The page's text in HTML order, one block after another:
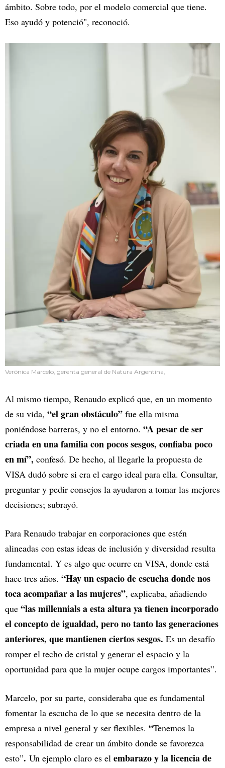
ámbito. Sobre todo, por el modelo comercial que tiene.
Eso ayudó y potenció", reconoció.
Verónica Marcelo, gerenta general de Natura Argentina,
Al mismo tiempo, Renaudo explicó que, en un momento
de su vida, “el gran obstáculo” fue ella misma
poniéndose barreras, y no el entorno. “A pesar de ser
criada en una familia con pocos sesgos, confiaba poco
en mí”, confesó. De hecho, al llegarle la propuesta de
VISA dudó sobre si era el cargo ideal para ella. Consultar,
preguntar y pedir consejos la ayudaron a tomar las mejores
decisiones; subrayó.
Para Renaudo trabajar en corporaciones que estén
alineadas con estas ideas de inclusión y diversidad resulta
fundamental. Y es algo que ocurre en VISA, donde está
hace tres años. “Hay un espacio de escucha donde nos
toca acompañar a las mujeres”, explicaba, añadiendo
que “las millennials a esta altura ya tienen incorporado
el concepto de igualdad, pero no tanto las generaciones
anteriores, que mantienen ciertos sesgos. Es un desafío
romper el techo de cristal y generar el espacio y la
oportunidad para que la mujer ocupe cargos importantes”.
Marcelo, por su parte, consideraba que es fundamental
fomentar la escucha de lo que se necesita dentro de la
empresa a nivel general y ser flexibles. “Tenemos la
responsabilidad de crear un ámbito donde se favorezca
esto”. Un ejemplo claro es el embarazo y la licencia de